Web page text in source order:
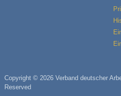
Copyright © 2026 Verband deutscher
Reserved